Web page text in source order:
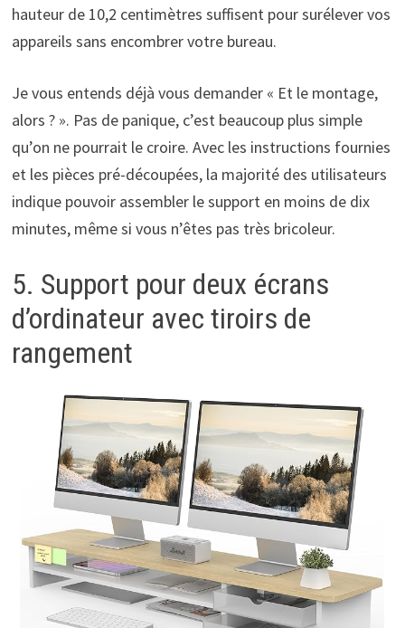
hauteur de 10,2 centimètres suffisent pour surélever vos
appareils sans encombrer votre bureau.
Je vous entends déjà vous demander « Et le montage,
alors ? ». Pas de panique, c’est beaucoup plus simple
qu’on ne pourrait le croire. Avec les instructions fournies
et les pièces pré-découpées, la majorité des utilisateurs
indique pouvoir assembler le support en moins de dix
minutes, même si vous n’êtes pas très bricoleur.
5. Support pour deux écrans
d’ordinateur avec tiroirs de
rangement